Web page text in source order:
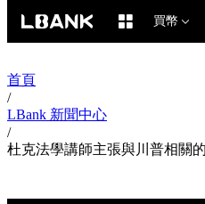
買幣
首頁
/
LBank 新聞中心
/
杜克法學講師主張與川普相關